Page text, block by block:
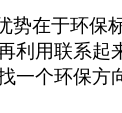
势在于环保
利用联系起
一个环保方